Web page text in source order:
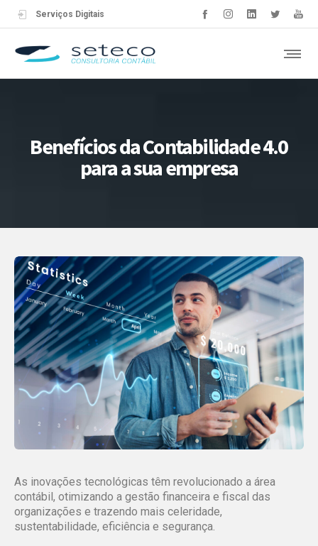
Serviços Digitais
Benefícios da Contabilidade 4.0
para a sua empresa
As inovações tecnológicas têm revolucionado a área
contábil, otimizando a gestão financeira e fiscal das
organizações e trazendo mais celeridade,
sustentabilidade, eficiência e segurança.